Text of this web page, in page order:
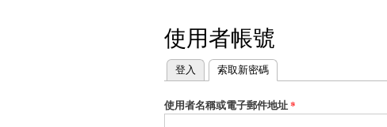
使用者帳號
主要索引標籤
登入 索取新密碼
使用者名稱或電子郵件地址*